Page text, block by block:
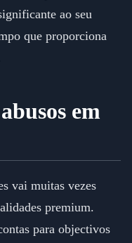
ao seu
que proporciona
em
vai muitas vezes
premium.
para objectivos